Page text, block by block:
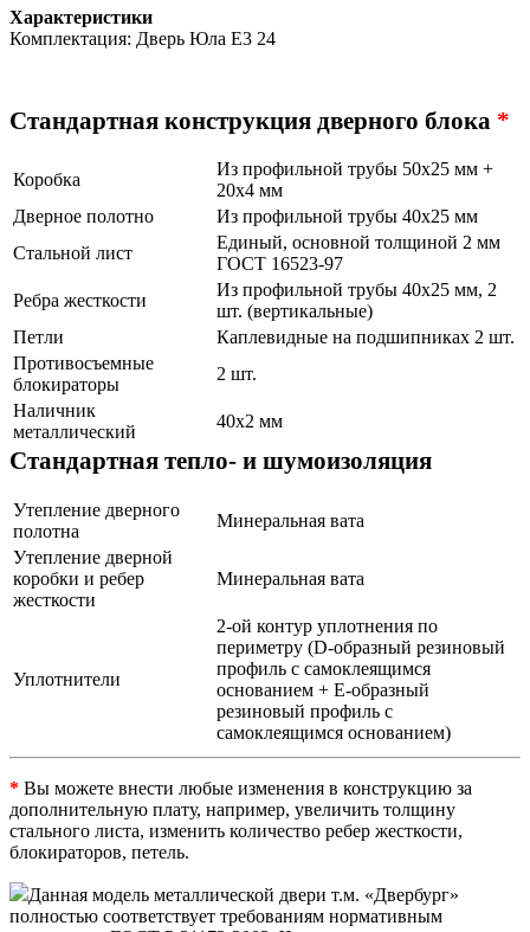
Характеристики
Комплектация: Дверь Юла Е3 24
Стандартная конструкция дверного блока *
Коробка
Из профильной трубы 50х25 мм +
20х4 мм
Дверное полотно
Из профильной трубы 40х25 мм
Стальной лист
Единый, основной толщиной 2 мм
ГОСТ 16523-97
Ребра жесткости
Из профильной трубы 40х25 мм, 2
шт. (вертикальные)
Петли
Каплевидные на подшипниках 2 шт.
Противосъемные
блокираторы
2 шт.
Наличник
металлический
40х2 мм
Стандартная тепло- и шумоизоляция
Утепление дверного
полотна
Минеральная вата
Утепление дверной
коробки и ребер
жесткости
Минеральная вата
Уплотнители
2-ой контур уплотнения по
периметру (D-образный резиновый
профиль с самоклеящимся
основанием + Е-образный
резиновый профиль с
самоклеящимся основанием)
* Вы можете внести любые изменения в конструкцию за
дополнительную плату, например, увеличить толщину
стального листа, изменить количество ребер жесткости,
блокираторов, петель.
Данная модель металлической двери т.м. «Двербург»
полностью соответствует требованиям нормативным